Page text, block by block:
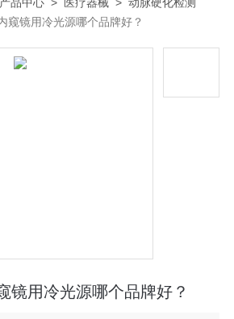
窥镜用冷光源哪个品牌好？
镜用冷光源哪个品牌好？